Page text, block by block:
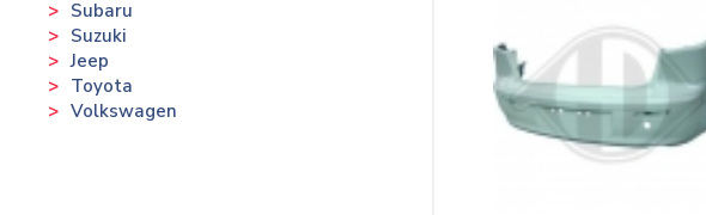
Subaru
Suzuki
Jeep
Toyota
Volkswagen